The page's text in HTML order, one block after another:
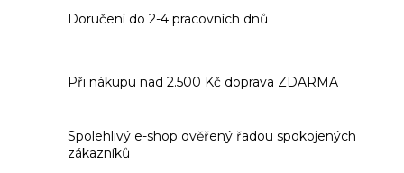
Doručení do 2-4 pracovních dnů
Při nákupu nad 2.500 Kč doprava ZDARMA
Spolehlivý e-shop ověřený řadou spokojených
zákazníků